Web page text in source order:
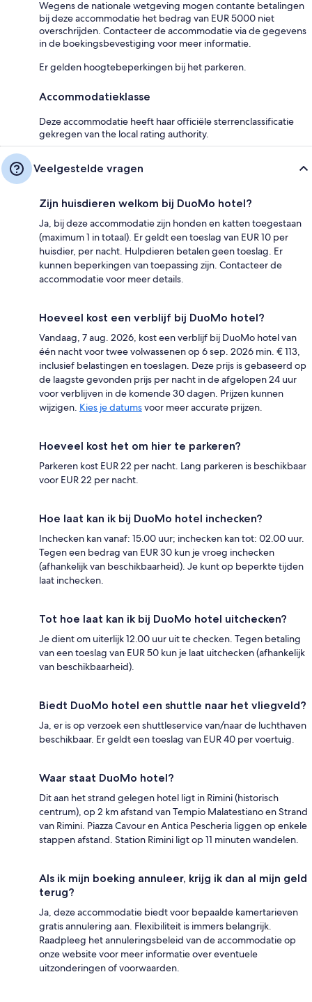
Wegens de nationale wetgeving mogen contante betalingen
bij deze accommodatie het bedrag van EUR 5000 niet
overschrijden. Contacteer de accommodatie via de gegevens
in de boekingsbevestiging voor meer informatie.
Er gelden hoogtebeperkingen bij het parkeren.
Accommodatieklasse
Deze accommodatie heeft haar officiële sterrenclassificatie
gekregen van the local rating authority.
Veelgestelde vragen
Zijn huisdieren welkom bij DuoMo hotel?
Ja, bij deze accommodatie zijn honden en katten toegestaan
(maximum 1 in totaal). Er geldt een toeslag van EUR 10 per
huisdier, per nacht. Hulpdieren betalen geen toeslag. Er
kunnen beperkingen van toepassing zijn. Contacteer de
accommodatie voor meer details.
Hoeveel kost een verblijf bij DuoMo hotel?
Vandaag, 7 aug. 2026, kost een verblijf bij DuoMo hotel van
één nacht voor twee volwassenen op 6 sep. 2026 min. € 113,
inclusief belastingen en toeslagen. Deze prijs is gebaseerd op
de laagste gevonden prijs per nacht in de afgelopen 24 uur
voor verblijven in de komende 30 dagen. Prijzen kunnen
wijzigen. Kies je datumsvoor meer accurate prijzen.
Hoeveel kost het om hier te parkeren?
Parkeren kost EUR 22 per nacht. Lang parkeren is beschikbaar
voor EUR 22 per nacht.
Hoe laat kan ik bij DuoMo hotel inchecken?
Inchecken kan vanaf: 15.00 uur; inchecken kan tot: 02.00 uur.
Tegen een bedrag van EUR 30 kun je vroeg inchecken
(afhankelijk van beschikbaarheid). Je kunt op beperkte tijden
laat inchecken.
Tot hoe laat kan ik bij DuoMo hotel uitchecken?
Je dient om uiterlijk 12.00 uur uit te checken. Tegen betaling
van een toeslag van EUR 50 kun je laat uitchecken (afhankelijk
van beschikbaarheid).
Biedt DuoMo hotel een shuttle naar het vliegveld?
Ja, er is op verzoek een shuttleservice van/naar de luchthaven
beschikbaar. Er geldt een toeslag van EUR 40 per voertuig.
Waar staat DuoMo hotel?
Dit aan het strand gelegen hotel ligt in Rimini (historisch
centrum), op 2 km afstand van Tempio Malatestiano en Strand
van Rimini. Piazza Cavour en Antica Pescheria liggen op enkele
stappen afstand. Station Rimini ligt op 11 minuten wandelen.
Als ik mijn boeking annuleer, krijg ik dan al mijn geld
terug?
Ja, deze accommodatie biedt voor bepaalde kamertarieven
gratis annulering aan. Flexibiliteit is immers belangrijk.
Raadpleeg het annuleringsbeleid van de accommodatie op
onze website voor meer informatie over eventuele
uitzonderingen of voorwaarden.